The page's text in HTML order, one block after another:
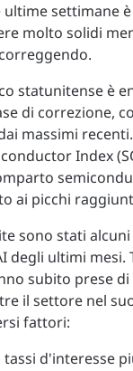
settimane
molto solidi
statunitense è
di correzione,
massimi
Index
ai picchi
sono stati
degli ultimi mesi.
subito prese
il settore nel
fattori:
d'interesse